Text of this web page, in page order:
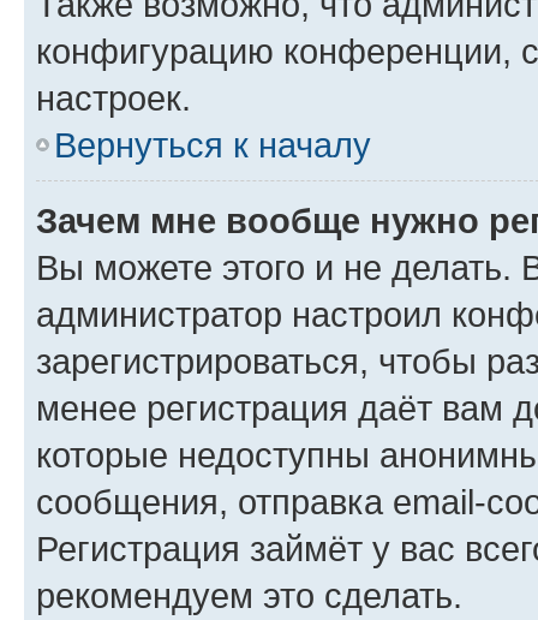
конфигурацию конференции,
настроек.
Вернуться к началу
Зачем мне вообще нужно
Вы можете этого и не делать.
администратор настроил
зарегистрироваться, чтобы
менее регистрация даёт вам
которые недоступны
сообщения, отправка email-
Регистрация займёт у вас
рекомендуем это сделать.